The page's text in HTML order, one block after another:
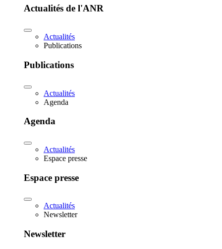
Actualités de l'ANR
Actualités
Publications
Publications
Actualités
Agenda
Agenda
Actualités
Espace presse
Espace presse
Actualités
Newsletter
Newsletter